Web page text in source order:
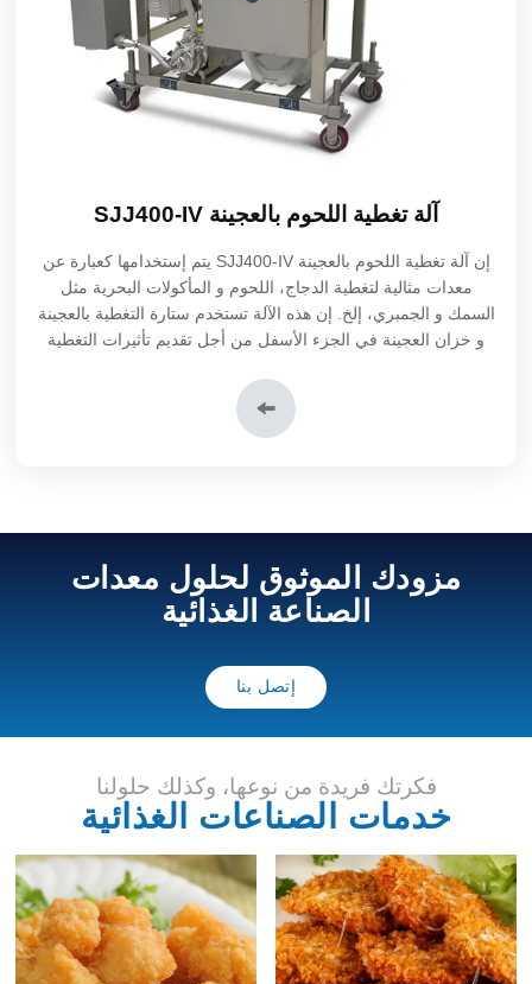
آلة تغطية اللحوم بالعجينة SJJ400-IV
إن آلة تغطية اللحوم بالعجينة SJJ400-IV يتم إستخدامها كعبارة عن
معدات مثالية لتغطية الدجاج، اللحوم و المأكولات البحرية مثل
السمك و الجمبري، إلخ. إن هذه الآلة تستخدم ستارة التغطية بالعجينة
و خزان العجينة في الجزء الأسفل من أجل تقديم تأثيرات التغطية
مزودك الموثوق لحلول معدات
الصناعة الغذائية
إتصل بنا
فكرتك فريدة من نوعها، وكذلك حلولنا
خدمات الصناعات الغذائية